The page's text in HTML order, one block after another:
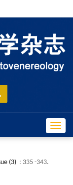
(3) : 335 -343.